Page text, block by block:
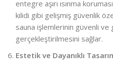
entegre aşırı ısınma
kilidi gibi gelişmiş güvenlik
sauna işlemlerinin güvenli ve
gerçekleştirilmesini sağlar.
Estetik ve Dayanıklı